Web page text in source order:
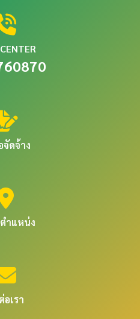
ดจ้าง
ำแหน่ง
อเรา